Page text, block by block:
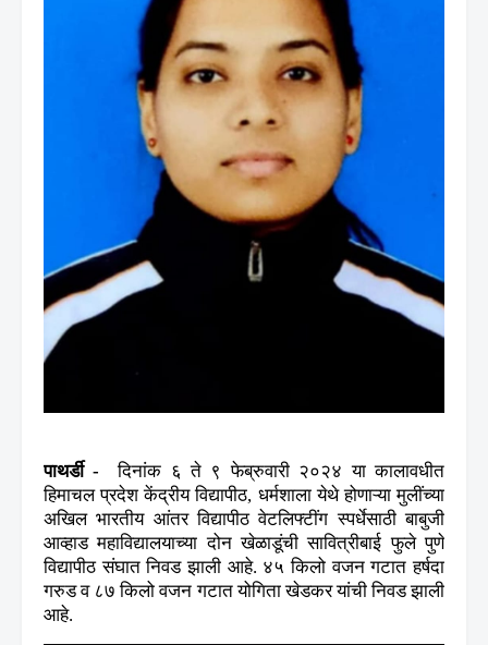
पाथर्डी -
दिनांक ६ ते ९ फेब्रुवारी २०२४ या कालावधीत
हिमाचल प्रदेश केंद्रीय विद्यापीठ, धर्मशाला येथे होणाऱ्या मुलींच्या
अखिल भारतीय आंतर विद्यापीठ वेटलिफ्टींग स्पर्धेसाठी बाबुजी
आव्हाड महाविद्यालयाच्या दोन खेळाडूंची सावित्रीबाई फुले पुणे
विद्यापीठ संघात निवड झाली आहे. ४५ किलो वजन गटात हर्षदा
गरुड व ८७ किलो वजन गटात योगिता खेडकर यांची निवड झाली
आहे.